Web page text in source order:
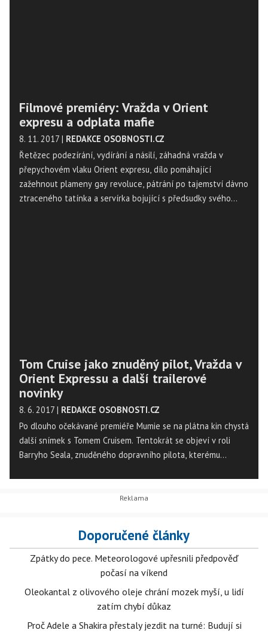
Filmové premiéry: Vražda v Orient
expresu a odplata mafie
8. 11. 2017 | REDAKCE OSOBNOSTI.CZ
Řetězec podezírání, vydírání a násilí, záhadná vražda v
přepychovém vlaku Orient expresu, dílo pomáhající
zažehnout plameny gay revoluce, pátrání po tajemství dávno
ztraceného tatínka a servírka bojující s předsudky svého
Tom Cruise jako znuděný pilot, Vražda v
Orient Expressu a další trailerové
novinky
8. 6. 2017 | REDAKCE OSOBNOSTI.CZ
Po dlouho očekávané premiéře Mumie se na plátna kin chystá
další snímek s Tomem Cruisem. Tentokrát se objeví v roli
Barryho Seala, znuděného dopravního pilota, kterému
velkolepému ptačímu dobrodružství s názvem Letíme,
psích miláčků Pup Star, nebo hvězdně obsazenému dramatu
Blind.
Doporučené články
Zpátky do pece. Meteorologové upřesnili předpověď
počasí na víkend
Oleokantal z olivového oleje chrání mozek myší, u lidí
zatím chybí důkaz
Proč Adele a Shakira přestaly jezdit na turné: Budují si